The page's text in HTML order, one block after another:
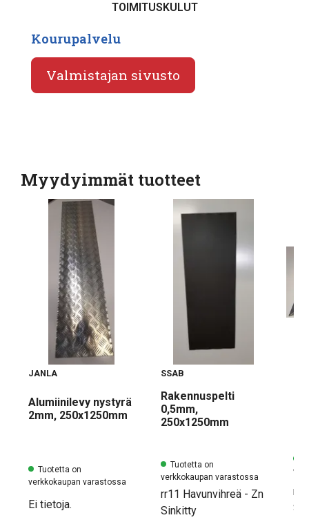
TOIMITUSKULUT
Kourupalvelu
Valmistajan sivusto
Myydyimmät tuotteet
JANLA
Alumiinilevy nystyrä
2mm, 250x1250mm
Tuotetta on
verkkokaupan varastossa
Ei tietoja.
SSAB
Rakennuspelti
0,5mm,
250x1250mm
Tuotetta on
verkkokaupan varastossa
rr11 Havunvihreä - Zn
Sinkitty